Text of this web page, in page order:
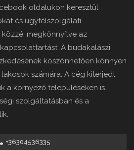
oldalukon keresztül
és ügyfélszolgálati
megkönnyítve az
A budakalászi
köszönhetően könnyen
számára. A cég kiterjedt
a környező településeken is.
szolgáltatásban és a
+36304536335